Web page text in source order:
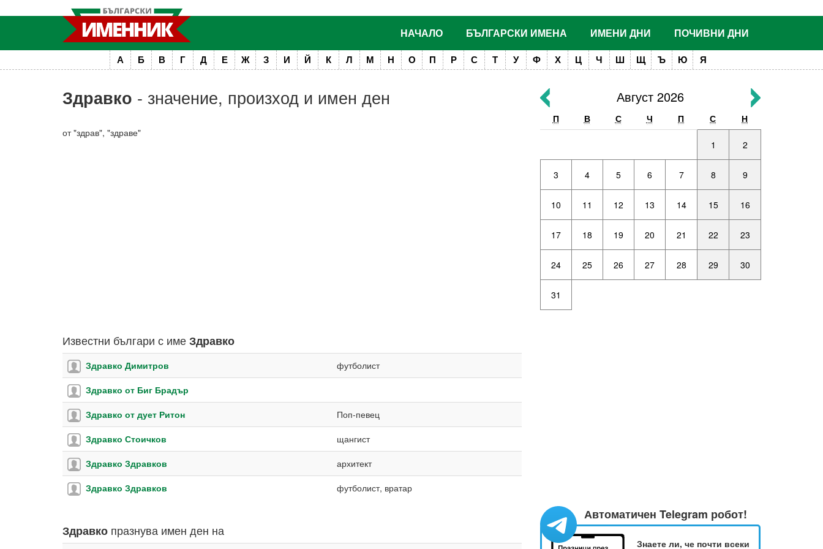
НАЧАЛО БЪЛГАРСКИ ИМЕНА ИМЕНИ ДНИ ПОЧИВНИ ДНИ
А Б В Г Д Е Ж З И Й К Л М Н О П Р С Т У Ф Х Ц Ч Ш Щ Ъ Ю Я
Здравко - значение, произход и имен ден
от "здрав", "здраве"
Известни българи с имеЗдравко
Здравко Димитров
футболист
Здравко от Биг Брадър
Здравко от дует Ритон
Поп-певец
Здравко Стоичков
щангист
Здравко Здравков
архитект
Здравко Здравков
футболист, вратар
Здравко празнува имен ден на
Август 2026
П В С Ч П С Н
1 2
3 4 5 6 7 8 9
10 11 12 13 14 15 16
17 18 19 20 21 22 23
24 25 26 27 28 29 30
31
Автоматичен Telegram робот!
Знаете ли, че почти всеки